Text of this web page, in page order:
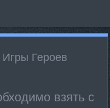
Игры Героев
взять с